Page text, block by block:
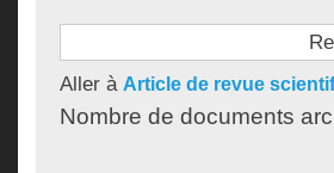
Aller à Article de revue
Nombre de documents